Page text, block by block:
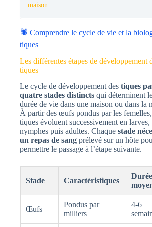
maison
🕷️ Comprendre le cycle de vie et la
tiques
Les différentes étapes de développement
tiques
Le cycle de développement des tiques
quatre stades distincts qui déterminent
durée de vie dans une maison ou dans la
À partir des œufs pondus par les
tiques évoluent successivement en larves,
nymphes puis adultes. Chaque stade
un repas de sang prélevé sur un hôte
permettre le passage à l’étape suivante.
Stade Caractéristiques
Durée
Œufs
Pondus par
milliers
4-6